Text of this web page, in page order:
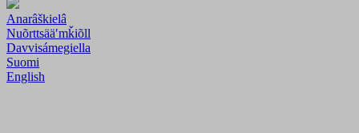
Anarâškielâ
Nuõrttsääʹmǩiõll
Davvisámegiella
Suomi
English